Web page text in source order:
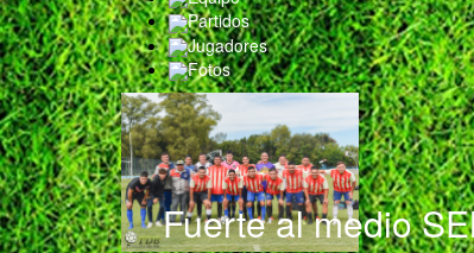
Fuerte al medio
Partidos
Jugadores
Fotos